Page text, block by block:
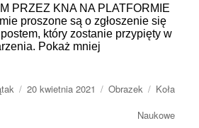
PRZEZ KNA NA PLATFORMIE
proszone są o zgłoszenie się
który zostanie przypięty w
Pokaż mniej
20 kwietnia 2021
wpisu
Obrazek
Koła
Naukowe